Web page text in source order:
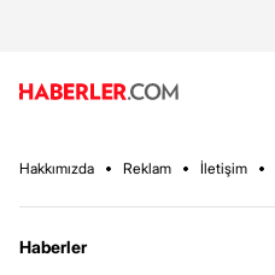
Hakkımızda Reklam İletişim
Haberler